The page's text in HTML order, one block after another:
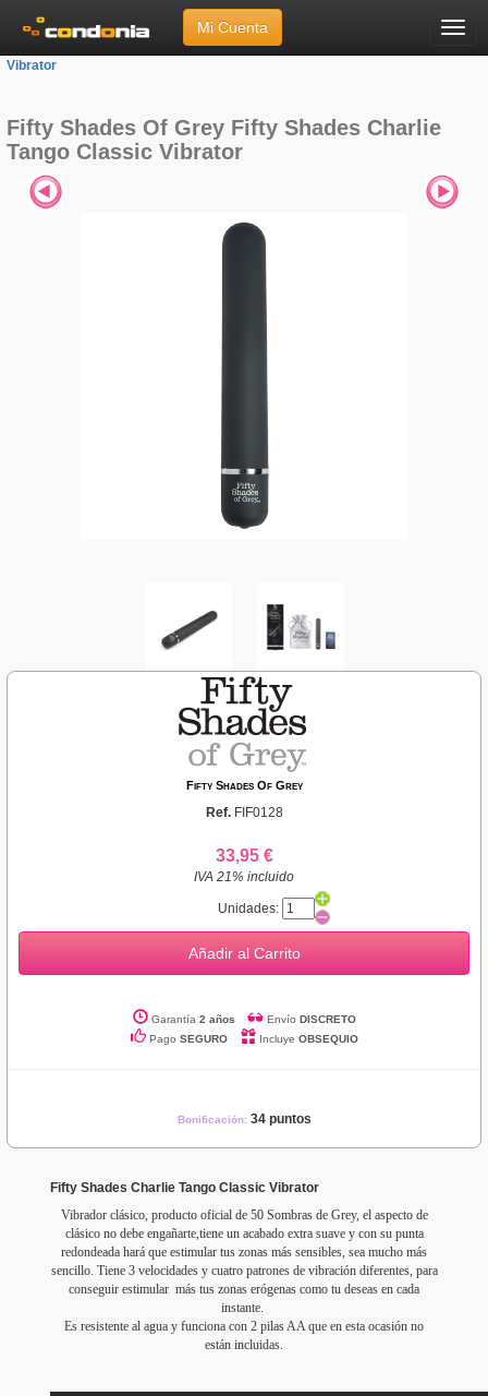
Menú
Mi Cuenta
Fifty Shades Of Grey»Fifty Shades Charlie Tango Classic
Vibrator
Fifty Shades Of Grey Fifty Shades Charlie
Tango Classic Vibrator
Fifty Shades Of Grey
Ref. FIF0128
33,95 €
IVA 21% incluido
Unidades:
Añadir al Carrito
Garantía 2 años Envío DISCRETO
Pago SEGURO Incluye OBSEQUIO
Bonificación: 34 puntos
Fifty Shades Charlie Tango Classic Vibrator
Vibrador clásico, producto oficial de 50 Sombras de Grey, el aspecto de
clásico no debe engañarte,tiene un acabado extra suave y con su punta
redondeada hará que estimular tus zonas más sensibles, sea mucho más
sencillo. Tiene 3 velocidades y cuatro patrones de vibración diferentes, para
conseguir estimular más tus zonas erógenas como tu deseas en cada
instante.
Es resistente al agua y funciona con 2 pilas AA que en esta ocasión no
están incluidas.